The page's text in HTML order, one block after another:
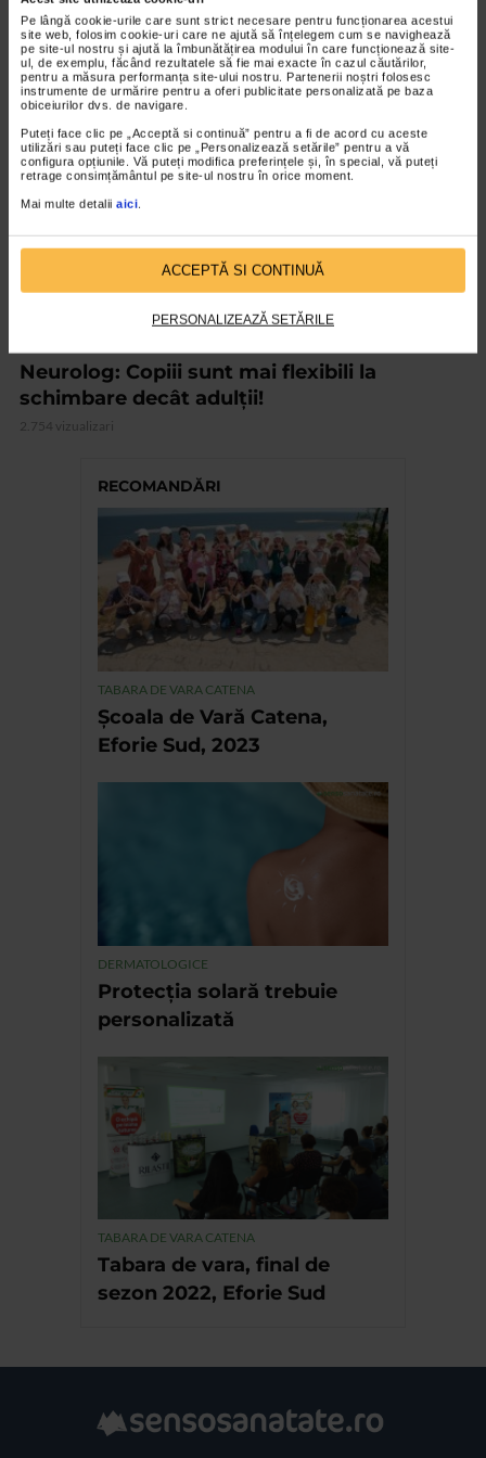
Pe lângă cookie-urile care sunt strict necesare pentru funcționarea acestui
site web, folosim cookie-uri care ne ajută să înțelegem cum se navighează
pe site-ul nostru și ajută la îmbunătățirea modului în care funcționează site-
ul, de exemplu, făcând rezultatele să fie mai exacte în cazul căutărilor,
pentru a măsura performanța site-ului nostru. Partenerii noștri folosesc
instrumente de urmărire pentru a oferi publicitate personalizată pe baza
obiceiurilor dvs. de navigare.
Puteți face clic pe „Acceptă si continuă” pentru a fi de acord cu aceste
utilizări sau puteți face clic pe „Personalizează setările” pentru a vă
configura opțiunile. Vă puteți modifica preferințele și, în special, vă puteți
retrage consimțământul pe site-ul nostru în orice moment.
Mai multe detalii aici.
ACCEPTĂ SI CONTINUĂ
PERSONALIZEAZĂ SETĂRILE
2.610 vizualizari
VIDEO
Neurolog: Copiii sunt mai flexibili la
schimbare decât adulții!
2.754 vizualizari
RECOMANDĂRI
TABARA DE VARA CATENA
Școala de Vară Catena,
Eforie Sud, 2023
DERMATOLOGICE
Protecția solară trebuie
personalizată
TABARA DE VARA CATENA
Tabara de vara, final de
sezon 2022, Eforie Sud